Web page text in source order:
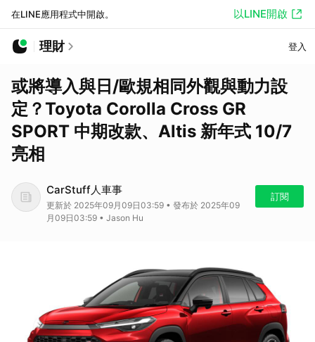
在LINE應用程式中開啟。 以LINE開啟
理財 登入
或將導入與日/歐規相同外觀與動力設
定？Toyota Corolla Cross GR
SPORT 中期改款、Altis 新年式 10/7
亮相
CarStuff人車事
更新於 2025年09月09日03:59 • 發布於 2025年09
月09日03:59 • Jason Hu
訂閱